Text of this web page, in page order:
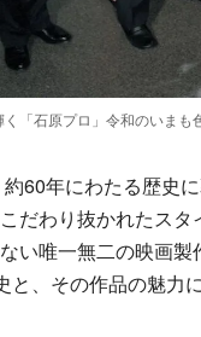
「石原プロ」令和のいまも
60年にわたる歴史
だわり抜かれたス
い唯一無二の映画
と、その作品の魅力